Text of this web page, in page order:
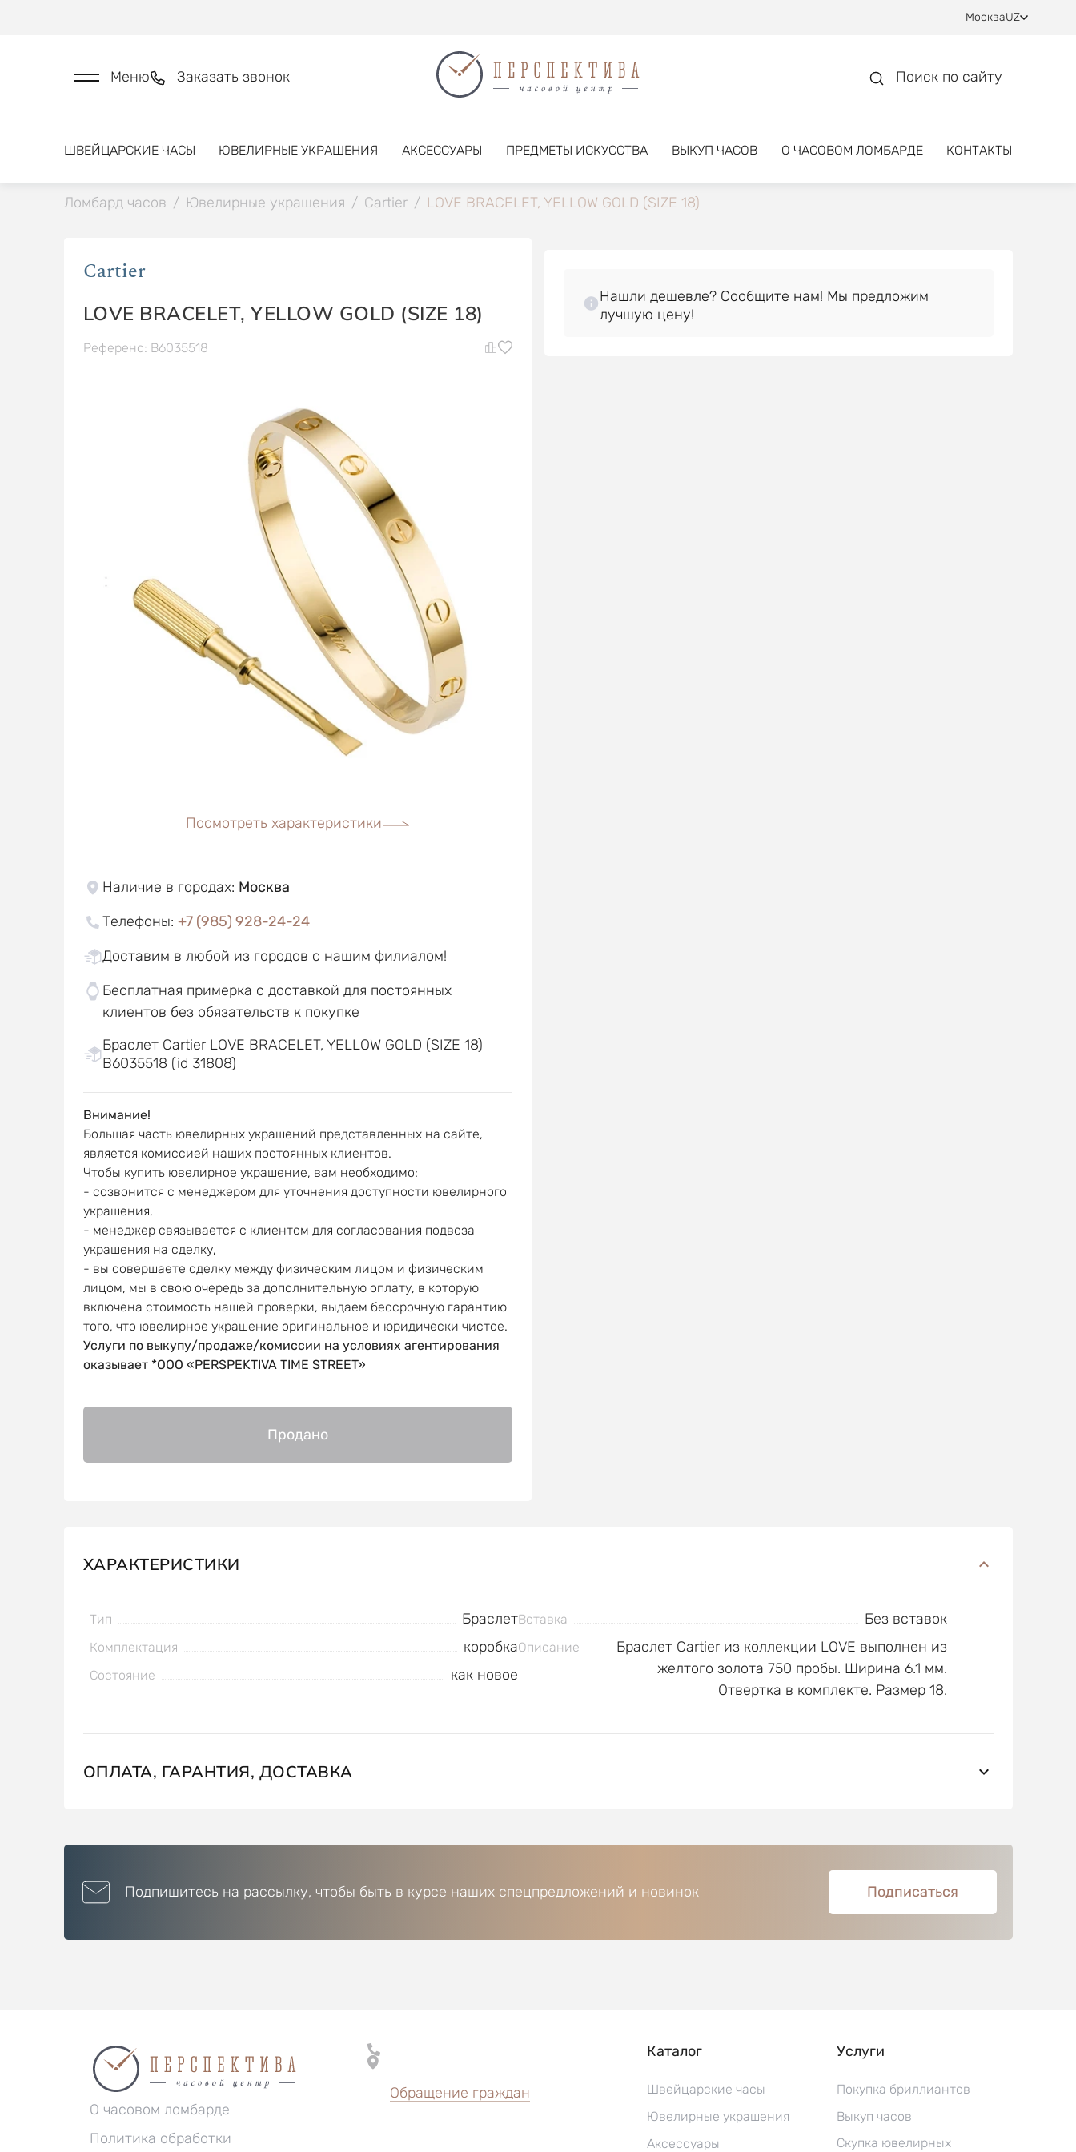
МоскваUZ
Меню Заказать звонок Поиск по сайту
ШВЕЙЦАРСКИЕ ЧАСЫ ЮВЕЛИРНЫЕ УКРАШЕНИЯ АКСЕССУАРЫ ПРЕДМЕТЫ ИСКУССТВА ВЫКУП ЧАСОВ О ЧАСОВОМ ЛОМБАРДЕ КОНТАКТЫ
Ломбард часов / Ювелирные украшения / Cartier / LOVE BRACELET, YELLOW GOLD (SIZE 18)
Cartier
LOVE BRACELET, YELLOW GOLD (SIZE 18)
Референс: B6035518
Посмотреть характеристики
Наличие в городах: Москва
Телефоны: +7 (985) 928-24-24
Доставим в любой из городов с нашим филиалом!
Бесплатная примерка с доставкой для постоянных
клиентов без обязательств к покупке
Браслет Cartier LOVE BRACELET, YELLOW GOLD (SIZE 18)
B6035518 (id 31808)
Внимание!
Большая часть ювелирных украшений представленных на сайте,
является комиссией наших постоянных клиентов.
Чтобы купить ювелирное украшение, вам необходимо:
- созвонится с менеджером для уточнения доступности ювелирного
украшения,
- менеджер связывается с клиентом для согласования подвоза
украшения на сделку,
- вы совершаете сделку между физическим лицом и физическим
лицом, мы в свою очередь за дополнительную оплату, в которую
включена стоимость нашей проверки, выдаем бессрочную гарантию
того, что ювелирное украшение оригинальное и юридически чистое.
Услуги по выкупу/продаже/комиссии на условиях агентирования
оказывает *OOO «PERSPEKTIVA TIME STREET»
Продано
Нашли дешевле? Сообщите нам! Мы предложим
ХАРАКТЕРИСТИКИ
Тип Браслет
Комплектация коробка
Состояние как новое
Вставка Без вставок
Описание
Браслет Cartier из коллекции LOVE выполнен из
желтого золота 750 пробы. Ширина 6.1 мм.
Отвертка в комплекте. Размер 18.
ОПЛАТА, ГАРАНТИЯ, ДОСТАВКА
Подпишитесь на рассылку, чтобы быть в курсе наших спецпредложений и новинок Подписаться
О часовом ломбарде
Политика обработки
Обращение граждан
Каталог
Швейцарские часы
Ювелирные украшения
Аксессуары
Услуги
Покупка бриллиантов
Выкуп часов
Скупка ювелирных